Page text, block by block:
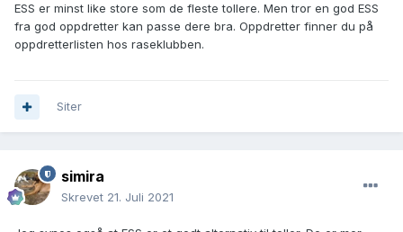
ESS er minst like store som de fleste tollere. Men tror en god ESS
fra god oppdretter kan passe dere bra. Oppdretter finner du på
oppdretterlisten hos raseklubben.
Siter
simira
Skrevet 21. Juli 2021